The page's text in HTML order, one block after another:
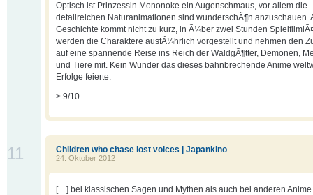
Optisch ist Prinzessin Mononoke ein Augenschmaus, vor allem die
detailreichen Naturanimationen sind wunderschÃ¶n anzuschauen.
Geschichte kommt nicht zu kurz, in Ã¼ber zwei Stunden
werden die Charaktere ausfÃ¼hrlich vorgestellt und nehmen den
auf eine spannende Reise ins Reich der WaldgÃ¶tter, Demonen,
und Tiere mit. Kein Wunder das dieses bahnbrechende Anime
Erfolge feierte.
> 9/10
Children who chase lost voices | Japankino
24. Oktober 2012
11
[…] bei klassischen Sagen und Mythen als auch bei anderen